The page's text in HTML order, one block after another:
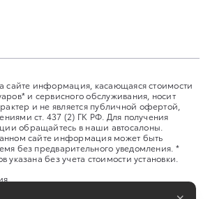
сайте информация, касающаяся стоимости
и сервисного обслуживания, носит
и не является публичной офертой,
ст. 437 (2) ГК РФ. Для получения
обращайтесь в наши автосалоны.
сайте информация может быть
без предварительного уведомления. *
указана без учета стоимости установки.